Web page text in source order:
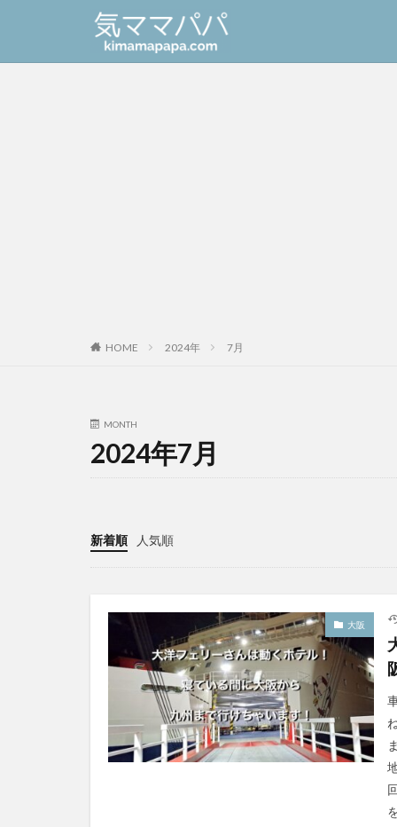
HOME 2024年 7月
MONTH
2024年7月
新着順 人気順
大阪